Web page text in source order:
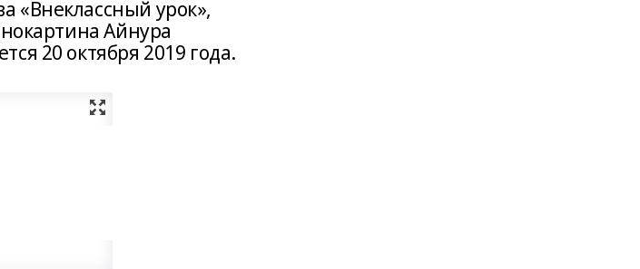
«Внеклассный урок»,
Айнура
20 октября 2019 года.